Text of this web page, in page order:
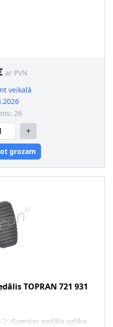
ar PVN
veikalā
26
+
grozam
TOPRAN 721 931
2: Gumijas pedāļa uzlika